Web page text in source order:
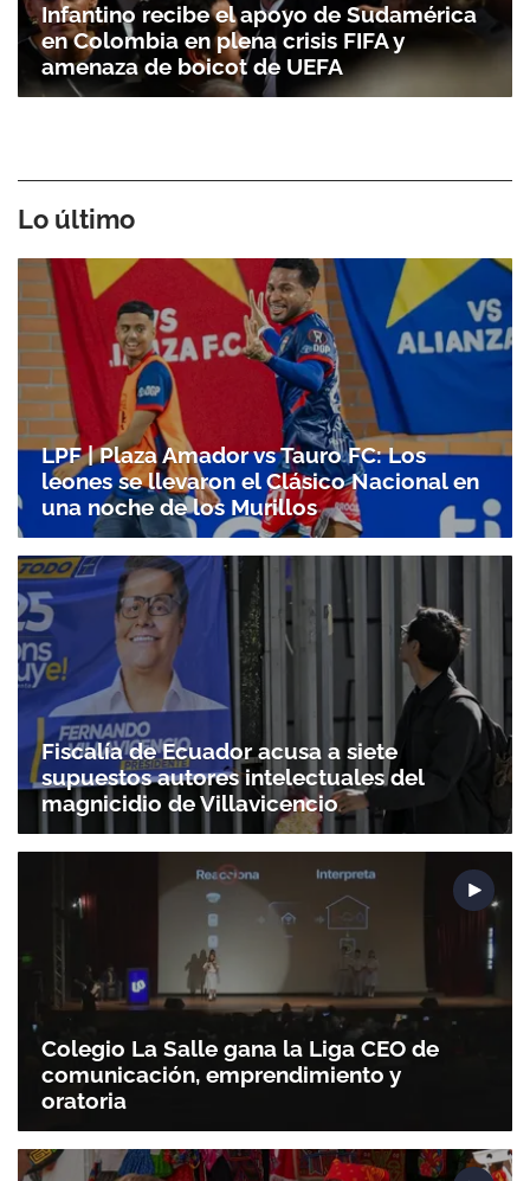
Infantino recibe el apoyo de Sudamérica
en Colombia en plena crisis FIFA y
amenaza de boicot de UEFA
Lo último
LPF | Plaza Amador vs Tauro FC: Los
leones se llevaron el Clásico Nacional en
una noche de los Murillos
Fiscalía de Ecuador acusa a siete
supuestos autores intelectuales del
magnicidio de Villavicencio
Colegio La Salle gana la Liga CEO de
comunicación, emprendimiento y
oratoria